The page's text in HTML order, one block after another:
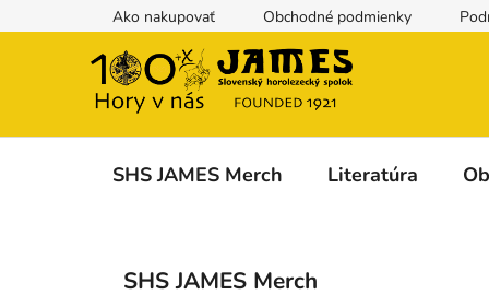
na
Ako nakupovať Obchodné podmienky
SHS JAMES Merch Literatúra
Preskočiť
kategórie
SHS JAMES Merch